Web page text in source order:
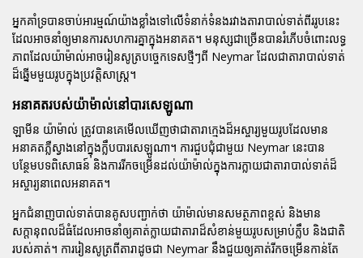
អ្នកគាំទ្របានចាប់អារម្មណ៍យ៉ាងខ្លាំងទៅលើទំនាក់ទំនងរវាងតារាបាល់ទាត់ពីររូបនេះ
ដែលអាចនាំឲ្យមានការសហការគ្នាក្នុងអនាគត។ មនុស្សជាច្រើនបានរំភើបចំពោះលទ្ធ
ភាពដែលយ៉ាម៉ាល់អាចរៀនសូត្របច្ចេកទេសថ្មីៗពី Neymar ដែលជាតារាបាល់ទាត់
ដ៏ឆ្នើមមួយរូបក្នុងប្រវត្តិសាស្ត្រ។
អនាគតរបស់យ៉ាម៉ាល់នៅបារសេឡូណា
ឡាមីន យ៉ាម៉ាល់ ត្រូវបានគេមើលឃើញថាជាតារាក្មេងដ៏អស្ចារ្យមួយរូបដែលមាន
អនាគតភ្លឺស្វាងនៅក្នុងក្លឹបបារសេឡូណា។ ការជួបជុំជាមួយ Neymar នេះបាន
បន្ថែមបទពិសោធន៍ និងការរីកចម្រើនដល់យ៉ាម៉ាល់ក្នុងការក្លាយជាតារាបាល់ទាត់ដ៏
អស្ចារ្យនាពេលអនាគត។
អ្នកជំនាញបាល់ទាត់បានគូសបញ្ជាក់ថា យ៉ាម៉ាល់មានសមត្ថភាពខ្ពស់ និងមាន
សក្តានុពលដ៏ធំដែលអាចនាំឲ្យគាត់ក្លាយជាតារាដ៏សំខាន់មួយរូបសម្រាប់ក្លឹប និងជាតិ
របស់គាត់។ ការរៀនសូត្រពីតារាដូចជា Neymar នឹងជួយឲ្យគាត់រីកចម្រើនកាន់តែ